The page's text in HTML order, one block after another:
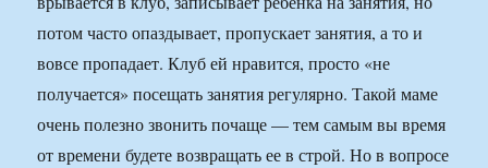
потом часто опаздывает, пропускает занятия, а то и
вовсе пропадает. Клуб ей нравится, просто «не
получается» посещать занятия регулярно. Такой маме
очень полезно звонить почаще — тем самым вы время
от времени будете возвращать ее в строй. Но в вопросе